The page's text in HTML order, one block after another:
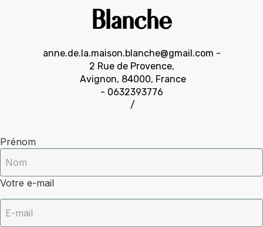
Blanche
anne.de.la.maison.blanche@gmail.com -
2 Rue de Provence,
Avignon, 84000, France
- 0632393776
/
Prénom
Votre e-mail